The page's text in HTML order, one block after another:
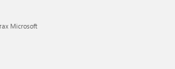
Microsoft